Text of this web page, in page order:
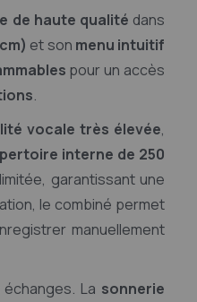
de haute qualité dans
et son menu intuitif
pour un accès
.
vocale très élevée,
interne de 250
garantissant une
le combiné permet
manuellement
La sonnerie